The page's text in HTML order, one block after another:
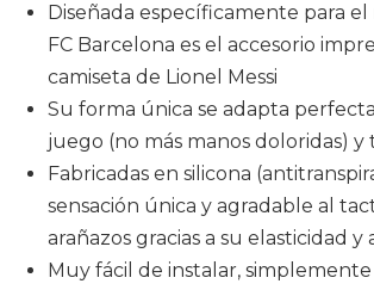
Diseñada específicamente para
FC Barcelona es el accesorio
camiseta de Lionel Messi
Su forma única se adapta
juego (no más manos doloridas)
Fabricadas en silicona
sensación única y agradable al
arañazos gracias a su elasticidad
Muy fácil de instalar,